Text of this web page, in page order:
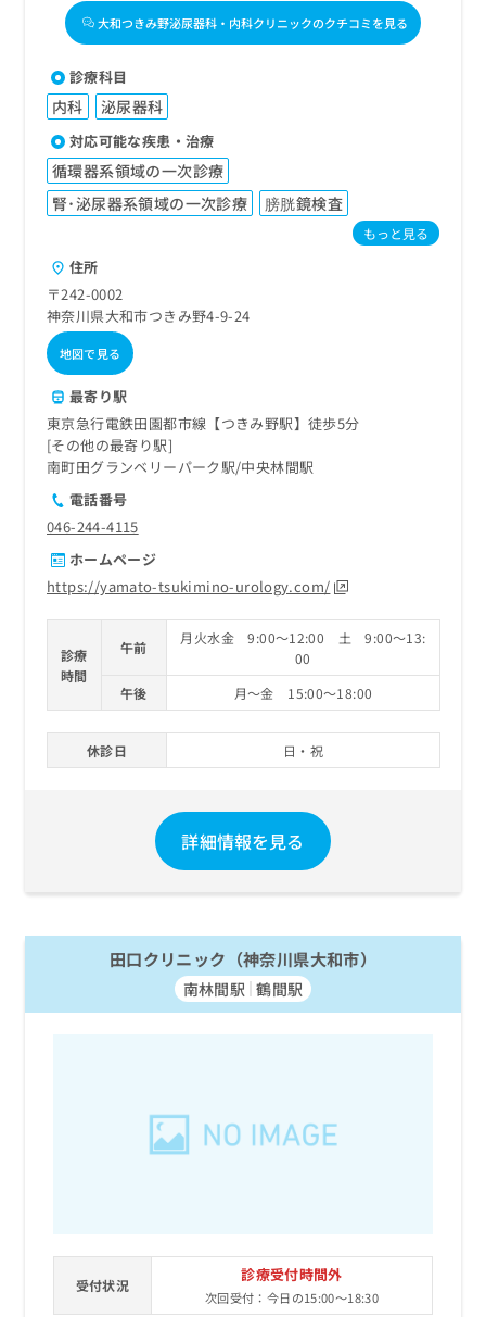
大和つきみ野泌尿器科・内科クリニックのクチコミを見る
診療科目
内科 泌尿器科
対応可能な疾患・治療
循環器系領域の一次診療
腎･泌尿器系領域の一次診療
膀胱鏡検査
もっと見る
住所
〒242-0002
神奈川県大和市つきみ野4-9-24
地図で見る
最寄り駅
東京急行電鉄田園都市線【つきみ野駅】徒歩5分
その他の最寄り駅
南町田グランベリーパーク駅 中央林間駅
電話番号
046-244-4115
ホームページ
https://yamato-tsukimino-urology.com/
診療
時間
午前
月火水金 9:00～12:00 土 9:00～13:
00
午後
月～金 15:00～18:00
休診日 日・祝
詳細情報を見る
田口クリニック（神奈川県大和市）
南林間駅 鶴間駅
受付状況
診療受付時間外
次回受付：今日の15:00～18:30